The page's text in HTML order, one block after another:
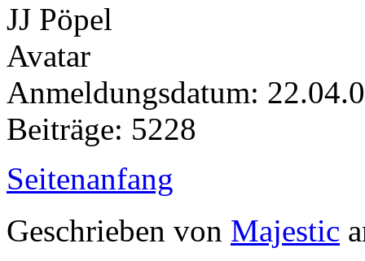
Anmeldungsdatum:
Beiträge: 5228
Seitenanfang
Geschrieben von Majestic